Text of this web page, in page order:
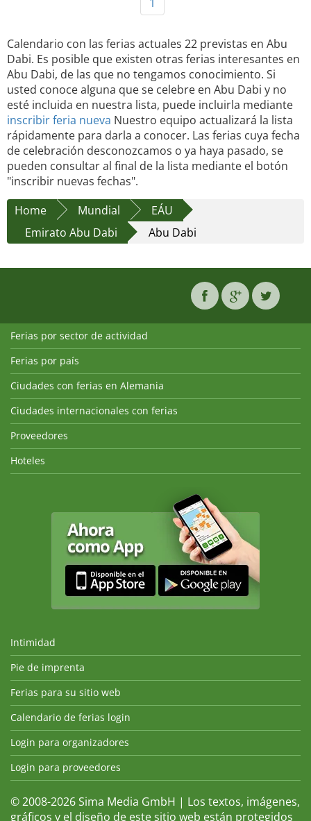
Calendario con las ferias actuales 22 previstas en Abu
Dabi. Es posible que existen otras ferias interesantes en
Abu Dabi, de las que no tengamos conocimiento. Si
usted conoce alguna que se celebre en Abu Dabi y no
esté incluida en nuestra lista, puede incluirla mediante
inscribir feria nueva Nuestro equipo actualizará la lista
rápidamente para darla a conocer. Las ferias cuya fecha
de celebración desconozcamos o ya haya pasado, se
pueden consultar al final de la lista mediante el botón
"inscribir nuevas fechas".
Home
Mundial
EÁU
Emirato Abu Dabi
Abu Dabi
Ferias por sector de actividad
Ferias por país
Ciudades con ferias en Alemania
Ciudades internacionales con ferias
Proveedores
Hoteles
Intimidad
Pie de imprenta
Ferias para su sitio web
Calendario de ferias login
Login para organizadores
Login para proveedores
© 2008-2026 Sima Media GmbH | Los textos, imágenes,
gráficos y el diseño de este sitio web están protegidos